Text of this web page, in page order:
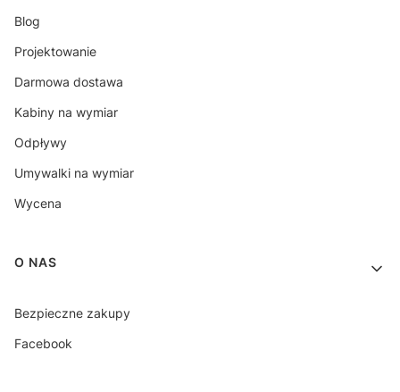
Blog
Projektowanie
Darmowa dostawa
Kabiny na wymiar
Odpływy
Umywalki na wymiar
Wycena
O NAS
Bezpieczne zakupy
Facebook